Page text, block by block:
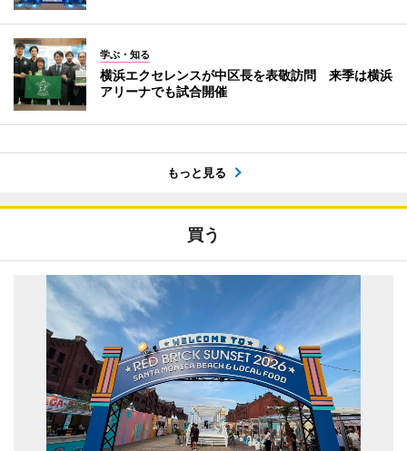
学ぶ・知る
横浜エクセレンスが中区長を表敬訪問 来季は横浜
アリーナでも試合開催
もっと見る
買う